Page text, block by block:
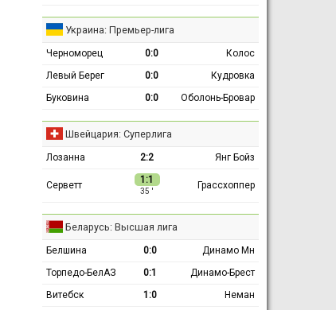
Украина: Премьер-лига
Черноморец 0:0
Колос
Левый Берег
0:0
Кудровка
Буковина
0:0 Оболонь-Бровар
Швейцария: Суперлига
Лозанна 2:2 Янг Бойз
Серветт 1:1
35 ′
Грассхоппер
Беларусь: Высшая лига
Белшина 0:0
Динамо Мн
Торпедо-БелАЗ
0:1
Динамо-Брест
Витебск
1:0 Неман